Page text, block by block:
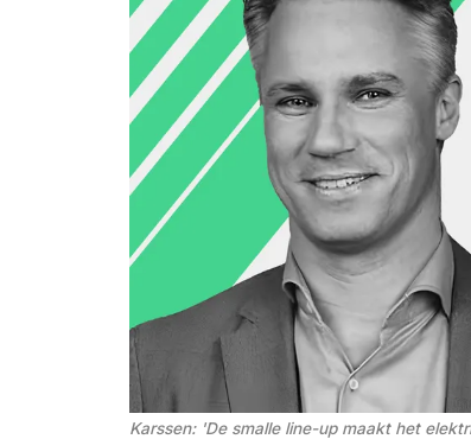
Karssen: 'De smalle line-up maakt het